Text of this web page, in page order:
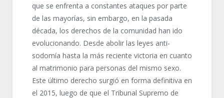
que se enfrenta a constantes ataques por parte
de las mayorías, sin embargo, en la pasada
década, los derechos de la comunidad han ido
evolucionando. Desde abolir las leyes anti-
sodomía hasta la más reciente victoria en cuanto
al matrimonio para personas del mismo sexo.
Este último derecho surgió en forma definitiva en
el 2015, luego de que el Tribunal Supremo de